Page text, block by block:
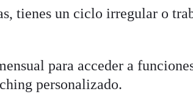
tienes un ciclo irregular o
para acceder a
personalizado.